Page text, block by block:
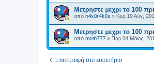
Μετρηστε μεχρι το 100
από h4x0r4k0s » Κυρ 19 Αύγ,
Μετρηστε μεχρι το 100
από motb777 » Παρ 04 Μάιος,
Επιστροφή στο ευρετήριο